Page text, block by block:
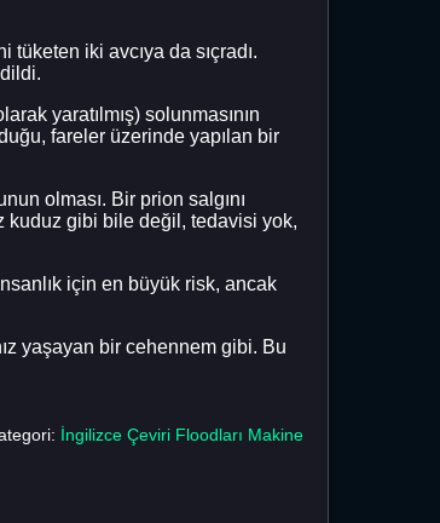
tüketen iki avcıya da sıçradı.
yaratılmış) solunmasının
fareler üzerinde yapılan bir
olması. Bir prion salgını
kuduz gibi bile değil, tedavisi yok,
için en büyük risk, ancak
yaşayan bir cehennem gibi. Bu
İngilizce Çeviri Floodları Makine